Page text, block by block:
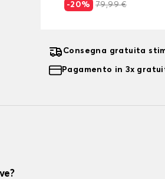
-20% 79,99 €
Consegna gratuita
Pagamento in 3x